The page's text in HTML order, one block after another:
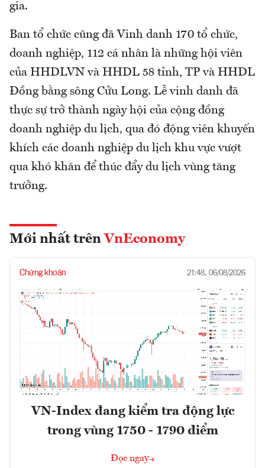
gia.
Ban tổ chức cũng đã Vinh danh 170 tổ chức,
doanh nghiệp, 112 cá nhân là những hội viên
của HHDLVN và HHDL 58 tỉnh, TP và HHDL
Đồng bằng sông Cửu Long. Lễ vinh danh đã
thực sự trở thành ngày hội của cộng đồng
doanh nghiệp du lịch, qua đó động viên khuyến
khích các doanh nghiệp du lịch khu vực vượt
qua khó khăn để thúc đẩy du lịch vùng tăng
trưởng.
Mới nhất trên VnEconomy
Chứng khoán 21:48, 06/08/2026
VN-Index đang kiểm tra động lực
trong vùng 1750 - 1790 điểm
Đọc ngay